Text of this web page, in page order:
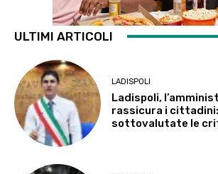
ULTIMI ARTICOLI
LADISPOLI
Ladispoli,
rassicura i cittadini:
sottovalutate le